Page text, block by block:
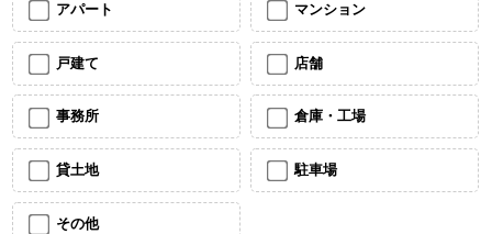
アパート マンション
戸建て 店舗
事務所 倉庫・工場
貸土地 駐車場
その他